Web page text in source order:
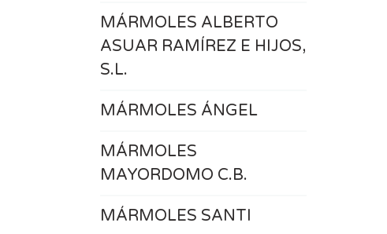
MÁRMOLES ALBERTO
ASUAR RAMÍREZ E HIJOS,
S.L.
MÁRMOLES ÁNGEL
MÁRMOLES
MAYORDOMO C.B.
MÁRMOLES SANTI